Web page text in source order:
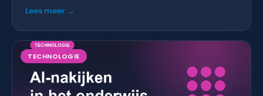
Lees meer →
TECHNOLOGIE